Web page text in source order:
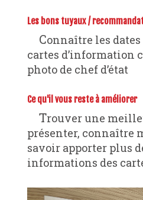
Les bons tuyaux /
Connaître les dates afin de savoir quelles
cartes d’information
photo de chef d’état
Ce qu'il vous reste à améliorer
Trouver une meilleure façon de le
présenter, connaître
savoir apporter plus
informations des